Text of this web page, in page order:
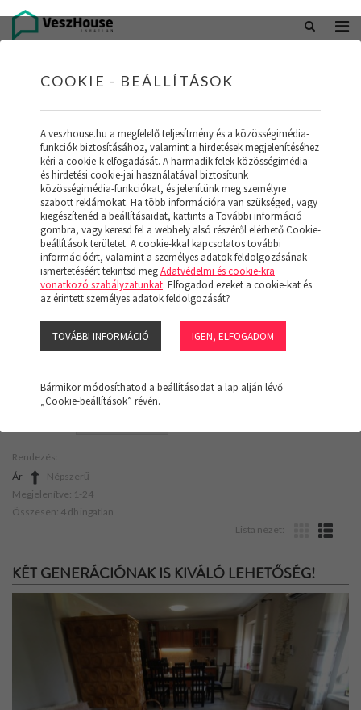
office@veszhouse.hu +36 20 402 5098
INGATLAN KÉSZLETÜNK
(19)
Szűrő megjelenítése
Rendezés:
Ár
Népszerű
Megjelenítve: 1-24
Összesen: 4 db ingatlan
Lista nézet:
KÉT GENERÁCIÓNAK IS KIVÁLÓ LEHETŐSÉG!
COOKIE - BEÁLLÍTÁSOK
A veszhouse.hu a megfelelő teljesítmény és a közösségimédia-
funkciók biztosításához, valamint a hirdetések megjelenítéséhez
kéri a cookie-k elfogadását. A harmadik felek közösségimédia-
és hirdetési cookie-jai használatával biztosítunk
közösségimédia-funkciókat, és jelenítünk meg személyre
szabott reklámokat. Ha több információra van szükséged, vagy
kiegészítenéd a beállításaidat, kattints a További információ
gombra, vagy keresd fel a webhely alsó részéről elérhető Cookie-
beállítások területet. A cookie-kkal kapcsolatos további
információért, valamint a személyes adatok feldolgozásának
ismertetéséért tekintsd megAdatvédelmi és cookie-kra
vonatkozó szabályzatunkat. Elfogadod ezeket a cookie-kat és
az érintett személyes adatok feldolgozását?
TOVÁBBI INFORMÁCIÓ IGEN, ELFOGADOM
Bármikor módosíthatod a beállításodat a lap alján lévő
„Cookie-beállítások” révén.